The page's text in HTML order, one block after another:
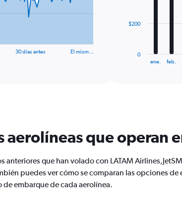
30 días antes El mism…
The
chart
has
Y
axis
ene. feb.
0
$200
aerolíneas que operan
anteriores que han volado con LATAM
puedes ver cómo se comparan las opciones
embarque de cada aerolínea.